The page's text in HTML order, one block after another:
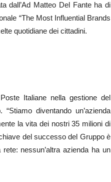
dall’Ad Matteo Del Fante ha di
“The Most Influential Brands
quotidiane dei cittadini.
Italiane nella gestione del
diventando un’azienda
la vita dei nostri 35 milioni di
del successo del Gruppo è
nessun’altra azienda ha un